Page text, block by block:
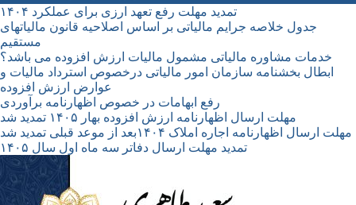
تمدید مهلت رفع تعهد ارزی برای عملکرد ۱۴۰۴
جدول خلاصه جرایم مالیاتی بر اساس اصلاحیه قانون مالیاتهای
مستقیم
خدمات مشاوره مالیاتی مشمول مالیات ارزش افزوده می باشد؟
ابطال بخشنامه سازمان امور مالیاتی درخصوص استرداد مالیات و
عوارض ارزش افزوده
رفع ابهامات در خصوص اظهارنامه برآوردی
مهلت ارسال اظهارنامه ارزش افزوده بهار ۱۴۰۵ تمدید شد
مهلت ارسال اظهارنامه اجاره املاک ۱۴۰۴بعد از موعد قبلی تمدید شد
تمدید مهلت ارسال دفاتر سه ماه اول سال ۱۴۰۵